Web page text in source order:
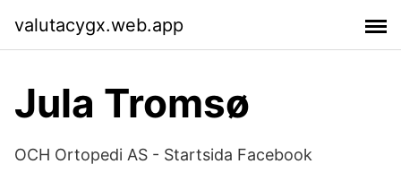
valutacygx.web.app
Jula Tromsø
OCH Ortopedi AS - Startsida Facebook